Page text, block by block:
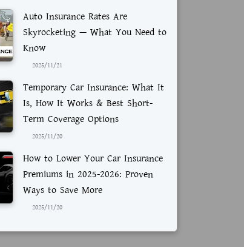
Auto Insurance Rates Are
Skyrocketing — What You Need to
Know
2025/11/21
Temporary Car Insurance: What It
Is, How It Works & Best Short-
Term Coverage Options
2025/11/20
How to Lower Your Car Insurance
Premiums in 2025-2026: Proven
Ways to Save More
2025/11/20